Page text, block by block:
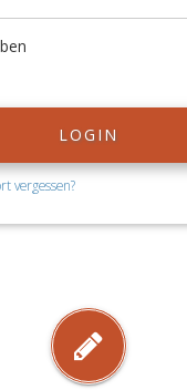
LOGIN
vergessen?